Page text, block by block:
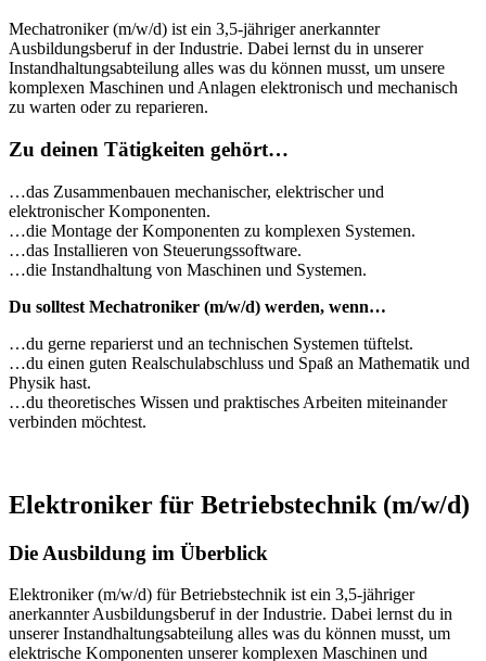
Mechatroniker (m/w/d) ist ein 3,5-jähriger anerkannter
Ausbildungsberuf in der Industrie. Dabei lernst du in unserer
Instandhaltungsabteilung alles was du können musst, um unsere
komplexen Maschinen und Anlagen elektronisch und mechanisch
zu warten oder zu reparieren.
Zu deinen Tätigkeiten gehört…
…das Zusammenbauen mechanischer, elektrischer und
elektronischer Komponenten.
…die Montage der Komponenten zu komplexen Systemen.
…das Installieren von Steuerungssoftware.
…die Instandhaltung von Maschinen und Systemen.
Du solltest Mechatroniker (m/w/d) werden, wenn…
…du gerne reparierst und an technischen Systemen tüftelst.
…du einen guten Realschulabschluss und Spaß an Mathematik und
Physik hast.
…du theoretisches Wissen und praktisches Arbeiten miteinander
verbinden möchtest.
Elektroniker für Betriebstechnik (m/w/d)
Die Ausbildung im Überblick
Elektroniker (m/w/d) für Betriebstechnik ist ein 3,5-jähriger
anerkannter Ausbildungsberuf in der Industrie. Dabei lernst du in
unserer Instandhaltungsabteilung alles was du können musst, um
elektrische Komponenten unserer komplexen Maschinen und